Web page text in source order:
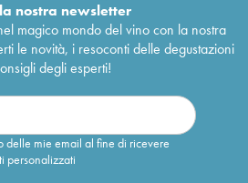
nostra newsletter
magico mondo del vino con la nostra
le novità, i resoconti delle degustazioni
degli esperti!
delle mie email al fine di ricevere
personalizzati